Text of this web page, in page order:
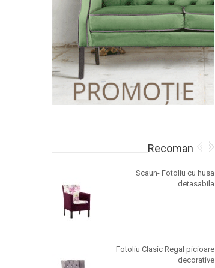
Recomandate
Scaun- Fotoliu cu husa
detasabila
Fotoliu Clasic Regal picioare
decorative